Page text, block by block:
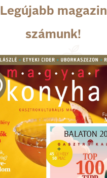
Legújabb magazin
számunk!